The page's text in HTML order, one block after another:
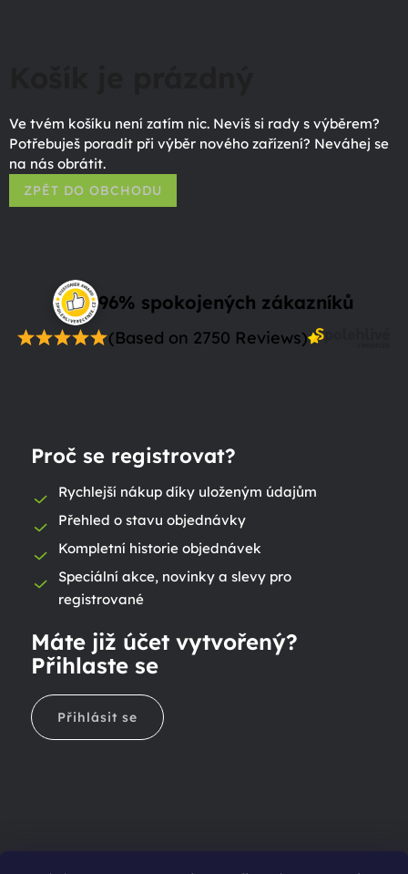
Ve tvém košíku není zatím nic. Nevíš si rady s výběrem?
Potřebuješ poradit při výběr nového zařízení? Neváhej se
na nás obrátit.
ZPĚT DO OBCHODU
96% spokojených zákazníků
(Based on 2750 Reviews)
Proč se registrovat?
Rychlejší nákup díky uloženým údajům
Přehled o stavu objednávky
Kompletní historie objednávek
Speciální akce, novinky a slevy pro
registrované
Máte již účet vytvořený?
Přihlaste se
Přihlásit se
Ještě nemáte účet?